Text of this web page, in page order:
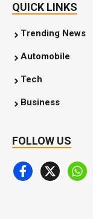
QUICK LINKS
Trending News
Automobile
Tech
Business
FOLLOW US